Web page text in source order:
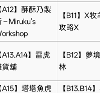
A12】酥酥乃製
– Miruku’s
【B11】X牧
攻略X
A13.A14】雷虎
貨舖
【B12】夢
林
A15】塔塔魚虎
【B13.B14